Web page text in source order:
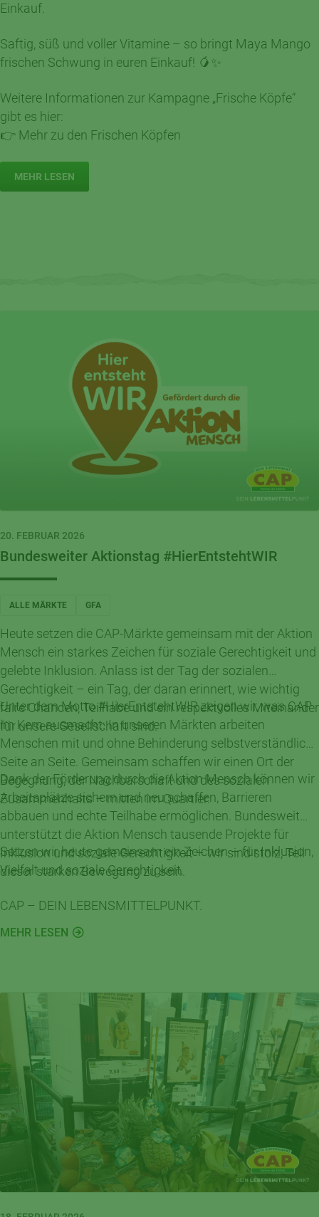
Einkauf.
Saftig, süß und voller Vitamine – so bringt Maya Mango
frischen Schwung in euren Einkauf! 🥭✨
Weitere Informationen zur Kampagne „Frische Köpfe“
gibt es hier:
👉 Mehr zu den Frischen Köpfen
MEHR LESEN
20. FEBRUAR 2026
Bundesweiter Aktionstag #HierEntstehtWIR
ALLE MÄRKTE GFA
Heute setzen die CAP-Märkte gemeinsam mit der Aktion
Mensch ein starkes Zeichen für soziale Gerechtigkeit und
gelebte Inklusion. Anlass ist der Tag der sozialen
Gerechtigkeit – ein Tag, der daran erinnert, wie wichtig
faire Chancen, Teilhabe und ein respektvolles Miteinander
für unsere Gesellschaft sind.
Unter dem Motto #HierEntstehtWIR zeigen wir, was CAP
im Kern ausmacht: In unseren Märkten arbeiten
Menschen mit und ohne Behinderung selbstverständlich
Seite an Seite. Gemeinsam schaffen wir einen Ort der
Begegnung, der Nachbarschaft und des sozialen
Zusammenhalts – mitten im Quartier.
Dank der Förderung durch die Aktion Mensch können wir
Arbeitsplätze sichern und neu schaffen, Barrieren
abbauen und echte Teilhabe ermöglichen. Bundesweit
unterstützt die Aktion Mensch tausende Projekte für
Inklusion und soziale Gerechtigkeit – wir sind stolz, Teil
dieser starken Bewegung zu sein.
Setzen wir heute gemeinsam ein Zeichen – für Inklusion,
Vielfalt und soziale Gerechtigkeit.
CAP – DEIN LEBENSMITTELPUNKT.
MEHR LESEN